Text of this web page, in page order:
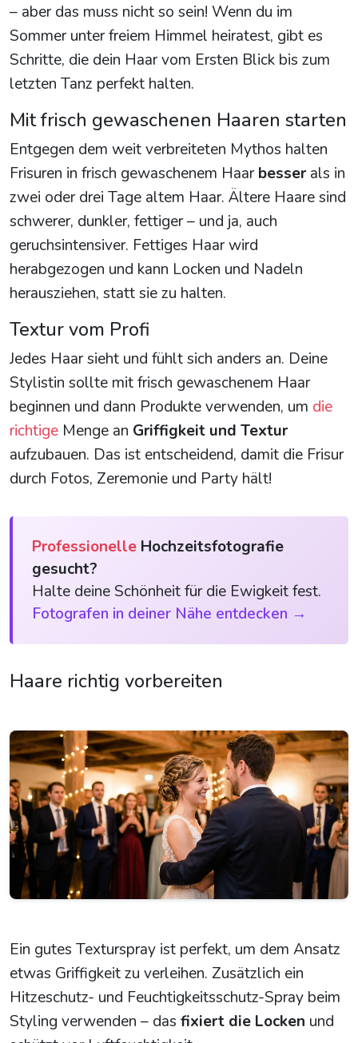
– aber das muss nicht so sein! Wenn du im
Sommer unter freiem Himmel heiratest, gibt es
Schritte, die dein Haar vom Ersten Blick bis zum
letzten Tanz perfekt halten.
Mit frisch gewaschenen Haaren starten
Entgegen dem weit verbreiteten Mythos halten
Frisuren in frisch gewaschenem Haarbesser als in
zwei oder drei Tage altem Haar. Ältere Haare sind
schwerer, dunkler, fettiger – und ja, auch
geruchsintensiver. Fettiges Haar wird
herabgezogen und kann Locken und Nadeln
herausziehen, statt sie zu halten.
Textur vom Profi
Jedes Haar sieht und fühlt sich anders an. Deine
Stylistin sollte mit frisch gewaschenem Haar
beginnen und dann Produkte verwenden, um die
richtige Menge an Griffigkeit und Textur
aufzubauen. Das ist entscheidend, damit die Frisur
durch Fotos, Zeremonie und Party hält!
Professionelle Hochzeitsfotografie
gesucht?
Halte deine Schönheit für die Ewigkeit fest.
Fotografen in deiner Nähe entdecken →
Haare richtig vorbereiten
Ein gutes Texturspray ist perfekt, um dem Ansatz
etwas Griffigkeit zu verleihen. Zusätzlich ein
Hitzeschutz- und Feuchtigkeitsschutz-Spray beim
Styling verwenden – das fixiert die Locken und